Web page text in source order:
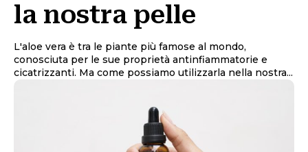
la nostra pelle
L'aloe vera è tra le piante più famose al mondo,
conosciuta per le sue proprietà antinfiammatorie e
cicatrizzanti. Ma come possiamo utilizzarla nella nostra...